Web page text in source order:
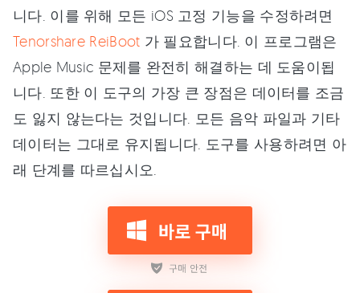
니다. 이를 위해 모든 iOS 고정 기능을 수정하려면
Tenorshare ReiBoot 가 필요합니다. 이 프로그램은
Apple Music 문제를 완전히 해결하는 데 도움이됩
니다. 또한 이 도구의 가장 큰 장점은 데이터를 조금
도 잃지 않는다는 것입니다. 모든 음악 파일과 기타
데이터는 그대로 유지됩니다. 도구를 사용하려면 아
래 단계를 따르십시오.